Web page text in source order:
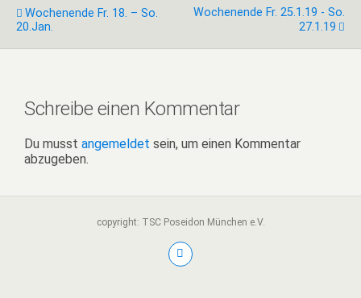
Wochenende Fr. 18. – So.
20.Jan.
Wochenende Fr. 25.1.19 - So.
27.1.19
Schreibe einen Kommentar
Du musst angemeldet sein, um einen Kommentar
abzugeben.
copyright: TSC Poseidon München e.V.